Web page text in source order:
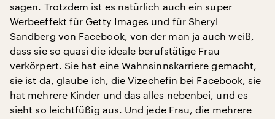
sagen. Trotzdem ist es natürlich auch ein super
Werbeeffekt für Getty Images und für Sheryl
Sandberg von Facebook, von der man ja auch weiß,
dass sie so quasi die ideale berufstätige Frau
verkörpert. Sie hat eine Wahnsinnskarriere gemacht,
sie ist da, glaube ich, die Vizechefin bei Facebook, sie
hat mehrere Kinder und das alles nebenbei, und es
sieht so leichtfüßig aus. Und jede Frau, die mehrere